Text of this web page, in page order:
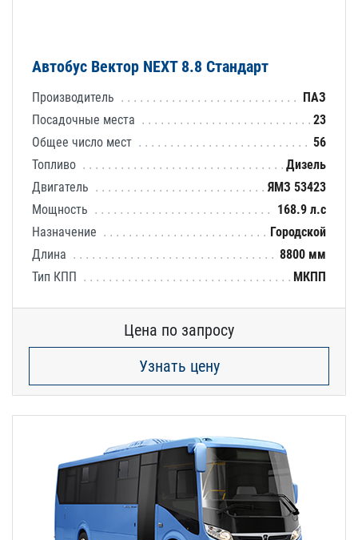
Автобус Вектор NEXT 8.8 Стандарт
Производитель
ПАЗ
Посадочные места
23
Общее число мест
56
Топливо
Дизель
Двигатель
ЯМЗ 53423
Мощность
168.9 л.с
Назначение
Городской
Длина
8800 мм
Тип КПП
МКПП
Цена по запросу
Узнать цену